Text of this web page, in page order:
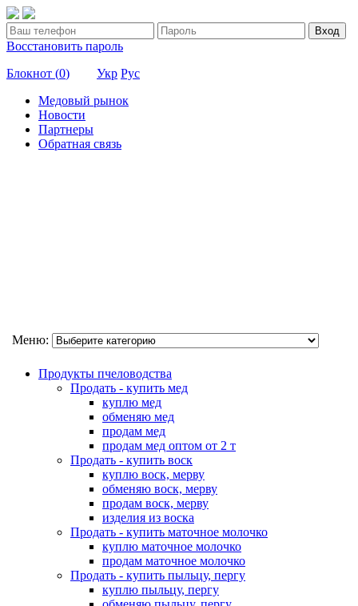
Вход
Восстановить пароль
Блокнот (0) Укр Рус
Медовый рынок
Новости
Партнеры
Обратная связь
Меню:
Продукты пчеловодства
Продать - купить мед
куплю мед
обменяю мед
продам мед
продам мед оптом от 2 т
Продать - купить воск
куплю воск, мерву
обменяю воск, мерву
продам воск, мерву
изделия из воска
Продать - купить маточное молочко
куплю маточное молочко
продам маточное молочко
Продать - купить пыльцу, пергу
куплю пыльцу, пергу